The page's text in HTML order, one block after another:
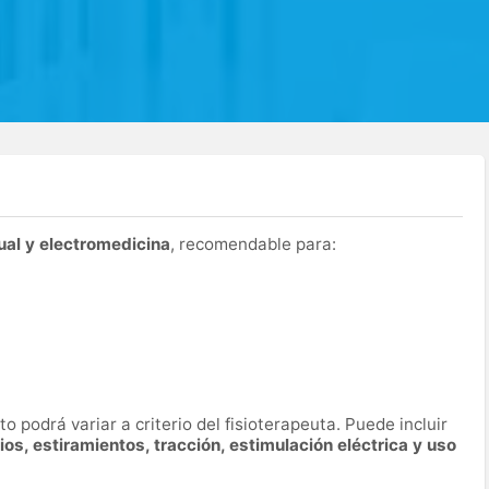
y electromedicina, recomendable para:
podrá variar a criterio del fisioterapeuta. Puede incluir
estiramientos, tracción, estimulación eléctrica y uso